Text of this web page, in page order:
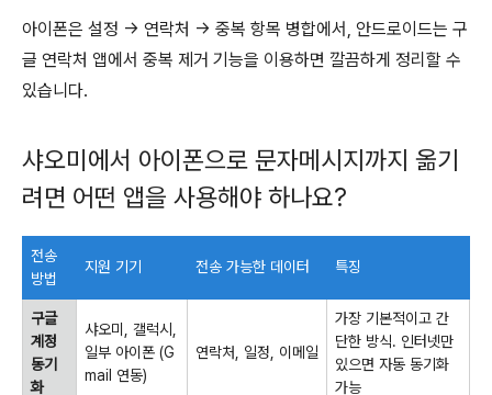
아이폰은 설정 → 연락처 → 중복 항목 병합에서, 안드로이드는 구
글 연락처 앱에서 중복 제거 기능을 이용하면 깔끔하게 정리할 수
있습니다.
샤오미에서 아이폰으로 문자메시지까지 옮기
려면 어떤 앱을 사용해야 하나요?
전송
방법
지원 기기 전송 가능한 데이터 특징
구글
계정
동기
화
샤오미, 갤럭시,
일부 아이폰 (G
mail 연동)
연락처, 일정, 이메일
가장 기본적이고 간
단한 방식. 인터넷만
있으면 자동 동기화
가능